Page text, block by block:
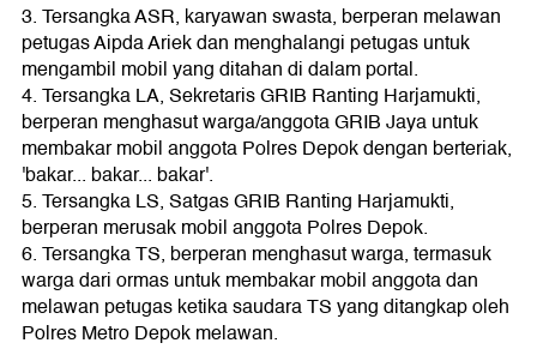
3. Tersangka ASR, karyawan swasta, berperan melawan
petugas Aipda Ariek dan menghalangi petugas untuk
mengambil mobil yang ditahan di dalam portal.
4. Tersangka LA, Sekretaris GRIB Ranting Harjamukti,
berperan menghasut warga/anggota GRIB Jaya untuk
membakar mobil anggota Polres Depok dengan berteriak,
'bakar... bakar... bakar'.
5. Tersangka LS, Satgas GRIB Ranting Harjamukti,
berperan merusak mobil anggota Polres Depok.
6. Tersangka TS, berperan menghasut warga, termasuk
warga dari ormas untuk membakar mobil anggota dan
melawan petugas ketika saudara TS yang ditangkap oleh
Polres Metro Depok melawan.